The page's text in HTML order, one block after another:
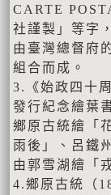
CARTE
社謹製」等字
由臺灣總督府
組合而成。
3.《始政四十
發行紀念繪葉
鄉原古統繪「
雨後」、呂鐵
由郭雪湖繪「
4.鄉原古統（